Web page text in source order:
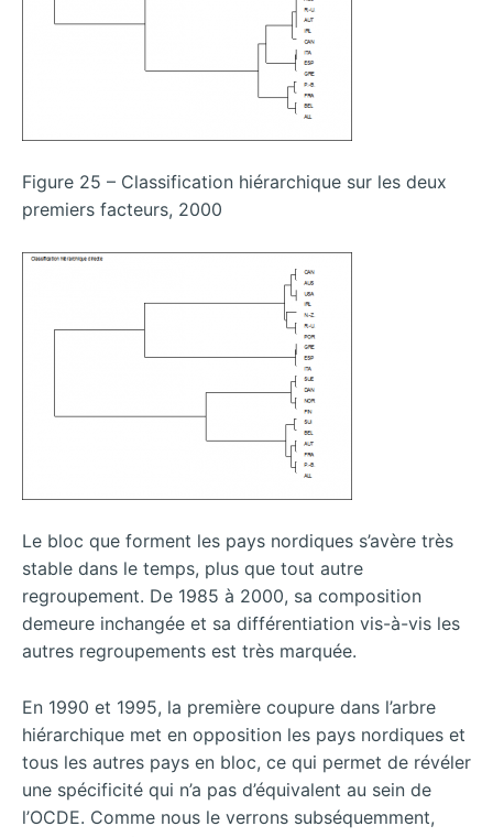
Figure 25 – Classification hiérarchique sur les deux
premiers facteurs, 2000
Le bloc que forment les pays nordiques s’avère très
stable dans le temps, plus que tout autre
regroupement. De 1985 à 2000, sa composition
demeure inchangée et sa différentiation vis-à-vis les
autres regroupements est très marquée.
En 1990 et 1995, la première coupure dans l’arbre
hiérarchique met en opposition les pays nordiques et
tous les autres pays en bloc, ce qui permet de révéler
une spécificité qui n’a pas d’équivalent au sein de
l’OCDE. Comme nous le verrons subséquemment,